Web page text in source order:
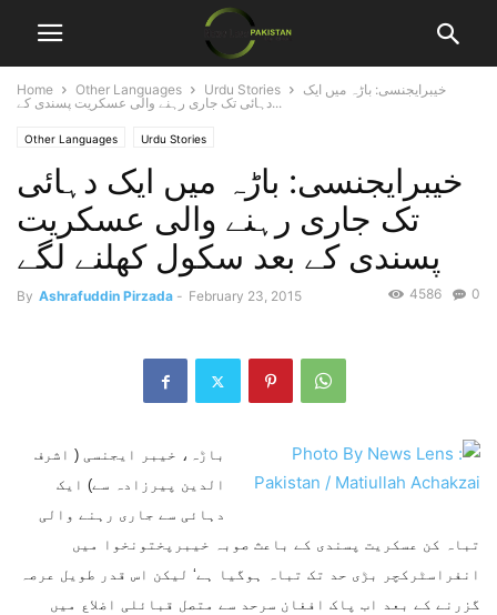
Home Other Languages Urdu Stories
خیبرایجنسی: باڑہ میں ایک
دہائی تک جاری رہنے والی عسکریت پسندی کے...
Other Languages Urdu Stories
خیبرایجنسی: باڑہ میں ایک دہائی
تک جاری رہنے والی عسکریت
پسندی کے بعد سکول کھلنے لگے
By Ashrafuddin Pirzada - February 23, 2015 0
4586
باڑہ، خیبر ایجنسی ( اشرف
الدین پیرزادہ سے) ایک
دہائی سے جاری رہنے والی
تباہ کن عسکریت پسندی کے باعث صوبہ خیبرپختونخوا میں
انفراسٹرکچر بڑی حد تک تباہ ہوگیا ہے‘ لیکن اس قدر طویل عرصہ
گزرنے کے بعد اب پاک افغان سرحد سے متصل قبائلی اضلاع میں